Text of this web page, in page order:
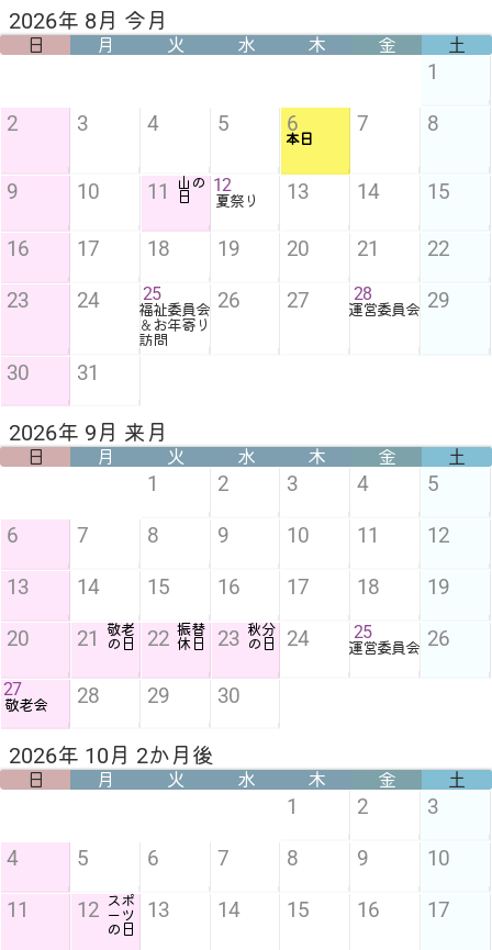
1 2 3
4 5 6 7 8 9 10
11 12
スポ
ーツ
の日
13 14 15 16 17
2026年 10月 2か月後
日 月 火 水 木 金 土
1 2 3 4 5
6 7 8 9 10 11 12
13 14 15 16 17 18 19
20 21
敬老
の日
22 振替
休日
23 秋分
の日
24 25
運営委員会 26
27
敬老会 28 29 30
2026年 9月 来月
日 月 火 水 木 金 土
1
2 3 4 5 6
本日
7 8
9 10 11
山の
日
12
夏祭り 13 14 15
16 17 18 19 20 21 22
23 24 25
福祉委員会
＆お年寄り
訪問
26 27 28
運営委員会 29
30 31
2026年 8月 今月
日 月 火 水 木 金 土